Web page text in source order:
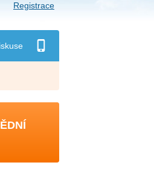
Registrace